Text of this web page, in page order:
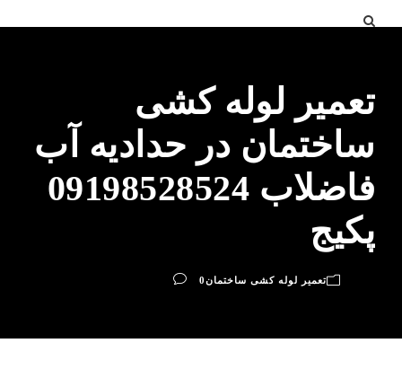
تعمیر لوله کشی
ساختمان در حدادیه آب
فاضلاب 09198528524
پکیج
تعمیر لوله کشی ساختمان0